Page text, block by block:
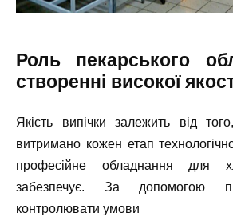
Роль пекарського
створенні високої
Якість випічки залежить від
витримано кожен етап
професійне обладнання для
забезпечує. За допомогою
контролювати умови